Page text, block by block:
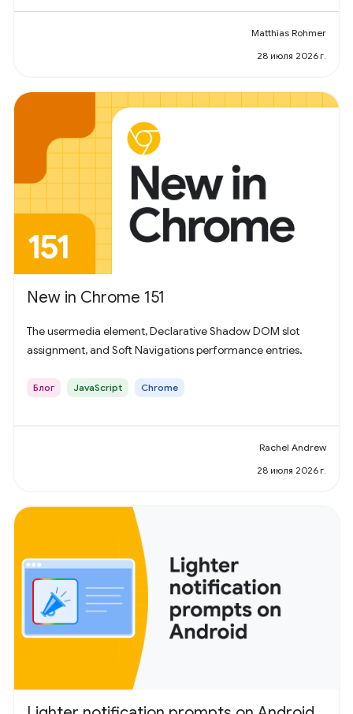
Matthias Rohmer
28 июля 2026 г.
New in Chrome 151
The usermedia element, Declarative Shadow DOM slot
assignment, and Soft Navigations performance entries.
Блог JavaScript Chrome
Rachel Andrew
28 июля 2026 г.